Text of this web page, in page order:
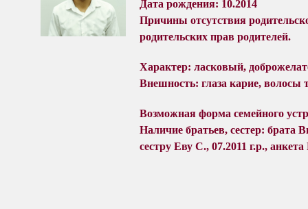
Дата рождения: 10.2014
Причины отсутствия
родительских прав родителей.
Характер: ласковый,
Внешность: глаза карие, волосы
Возможная форма семейного
Наличие братьев, сестер: брата
сестру Еву С., 07.2011 г.р.,